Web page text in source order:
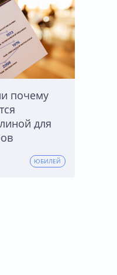
почему
для
ЮБИЛЕЙ